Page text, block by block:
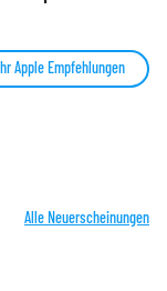
Apple Empfehlungen
Alle Neuerscheinungen